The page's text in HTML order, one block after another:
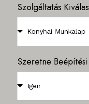
Szolgáltatás
Szeretne